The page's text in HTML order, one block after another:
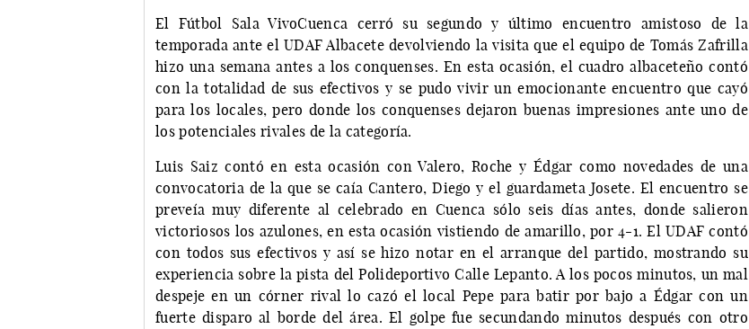
El Fútbol Sala VivoCuenca cerró su segundo y último encuentro amistoso de la
temporada ante el UDAF Albacete devolviendo la visita que el equipo de Tomás Zafrilla
hizo una semana antes a los conquenses. En esta ocasión, el cuadro albaceteño contó
con la totalidad de sus efectivos y se pudo vivir un emocionante encuentro que cayó
para los locales, pero donde los conquenses dejaron buenas impresiones ante uno de
los potenciales rivales de la categoría.
Luis Saiz contó en esta ocasión con Valero, Roche y Édgar como novedades de una
convocatoria de la que se caía Cantero, Diego y el guardameta Josete. El encuentro se
preveía muy diferente al celebrado en Cuenca sólo seis días antes, donde salieron
victoriosos los azulones, en esta ocasión vistiendo de amarillo, por 4-1. El UDAF contó
con todos sus efectivos y así se hizo notar en el arranque del partido, mostrando su
experiencia sobre la pista del Polideportivo Calle Lepanto. A los pocos minutos, un mal
despeje en un córner rival lo cazó el local Pepe para batir por bajo a Édgar con un
fuerte disparo al borde del área. El golpe fue secundando minutos después con otro